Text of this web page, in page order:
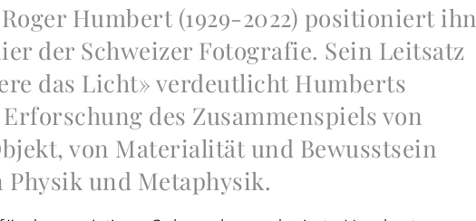
Humbert (1929-2022) positioniert ihn
der Schweizer Fotografie. Sein Leitsatz
das Licht» verdeutlicht Humberts
des Zusammenspiels von
von Materialität und Bewusstsein
und Metaphysik.